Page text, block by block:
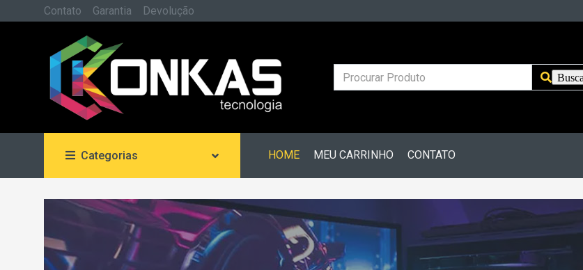
Contato Garantia Devolução
Categorias HOME MEU CARRINHO CONTATO